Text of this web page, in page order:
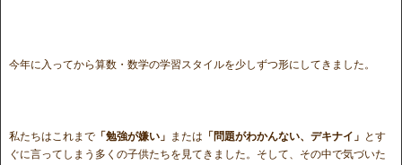
今年に入ってから算数・数学の学習スタイルを少しずつ形にしてきました。
私たちはこれまで 「勉強が嫌い」 または 「問題がわかんない、デキナイ」 とす
ぐに言ってしまう多くの子供たちを見てきました。そして、その中で気づいた